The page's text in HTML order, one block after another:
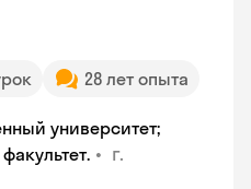
28 лет опыта
университет;
• г.